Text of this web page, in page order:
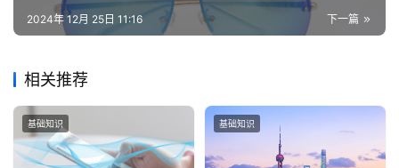
值
务
下一篇
2024年 12月 25日 11:16
相关推荐
基础知识 基础知识